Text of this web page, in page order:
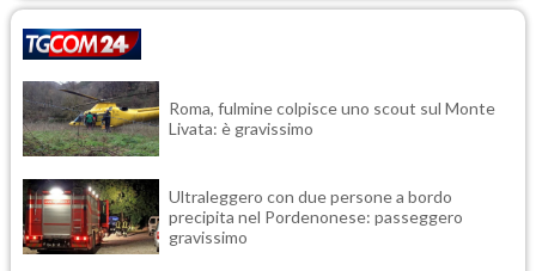
Roma, fulmine colpisce uno scout sul Monte
Livata: è gravissimo
Ultraleggero con due persone a bordo
precipita nel Pordenonese: passeggero
gravissimo